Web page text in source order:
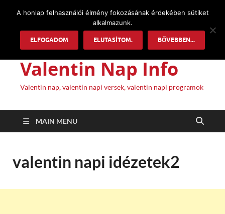
Valentin Nap Info
Valentin nap, valentin napi versek, valentin napi programok
MAIN MENU
valentin napi idézetek2
A honlap felhasználói élmény fokozásának érdekében sütiket
alkalmazunk.
ELFOGADOM ELUTASÍTOM. BŐVEBBEN...